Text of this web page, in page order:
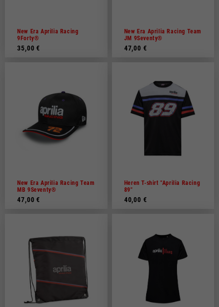
New Era Aprilia Racing
9Forty®
35,00 €
New Era Aprilia Racing Team
JM 9Seventy®
47,00 €
New Era Aprilia Racing Team
MB 9Seventy®
47,00 €
Heren T-shirt "Aprilia Racing
89"
40,00 €